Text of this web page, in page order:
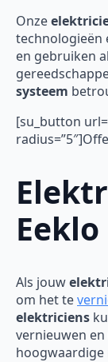
Onze
technologieën
en gebruiken
systeem
[su_button
Eeklo
Als jouw
om het te
elektriciens
vernieuwen
hoogwaardige